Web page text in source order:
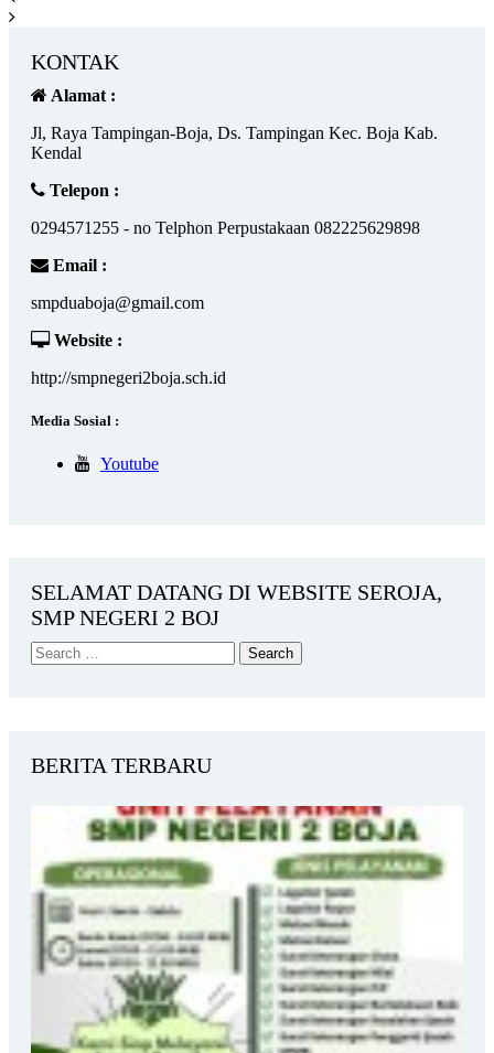
KONTAK
Alamat :
Jl, Raya Tampingan-Boja, Ds. Tampingan Kec. Boja Kab.
Kendal
Telepon :
0294571255 - no Telphon Perpustakaan 082225629898
Email :
smpduaboja@gmail.com
Website :
http://smpnegeri2boja.sch.id
Media Sosial :
Youtube
SELAMAT DATANG DI WEBSITE SEROJA,
SMP NEGERI 2 BOJ
BERITA TERBARU